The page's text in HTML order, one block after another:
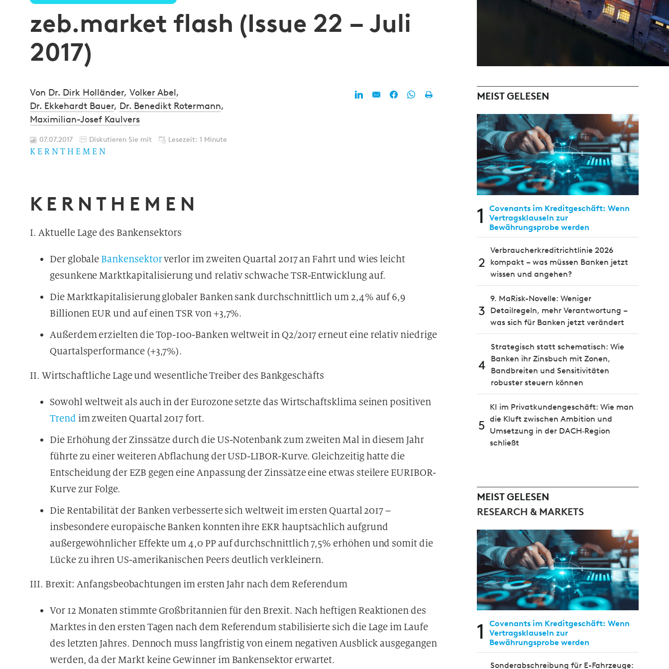
zeb.market flash (Issue 22 – Juli
2017)
Von Dr. Dirk Holländer, Volker Abel,
Dr. Ekkehardt Bauer, Dr. Benedikt Rotermann,
Maximilian-Josef Kaulvers
07.07.2017 Diskutieren Sie mit Lesezeit: 1 Minute
K E R N T H E M E N
K E R N T H E M E N
I. Aktuelle Lage des Bankensektors
Der globale Bankensektorverlor im zweiten Quartal 2017 an Fahrt und wies leicht
gesunkene Marktkapitalisierung und relativ schwache TSR-Entwicklung auf.
Die Marktkapitalisierung globaler Banken sank durchschnittlich um 2,4% auf 6,9
Billionen EUR und auf einen TSR von +3,7%.
Außerdem erzielten die Top-100-Banken weltweit in Q2/2017 erneut eine relativ niedrige
Quartalsperformance (+3,7%).
II. Wirtschaftliche Lage und wesentliche Treiber des Bankgeschäfts
Sowohl weltweit als auch in der Eurozone setzte das Wirtschaftsklima seinen positiven
Trend im zweiten Quartal 2017 fort.
Die Erhöhung der Zinssätze durch die US-Notenbank zum zweiten Mal in diesem Jahr
führte zu einer weiteren Abflachung der USD-LIBOR-Kurve. Gleichzeitig hatte die
Entscheidung der EZB gegen eine Anpassung der Zinssätze eine etwas steilere EURIBOR-
Kurve zur Folge.
Die Rentabilität der Banken verbesserte sich weltweit im ersten Quartal 2017 –
insbesondere europäische Banken konnten ihre EKR hauptsächlich aufgrund
außergewöhnlicher Effekte um 4,0 PP auf durchschnittlich 7,5% erhöhen und somit die
Lücke zu ihren US-amerikanischen Peers deutlich verkleinern.
III. Brexit: Anfangsbeobachtungen im ersten Jahr nach dem Referendum
Vor 12 Monaten stimmte Großbritannien für den Brexit. Nach heftigen Reaktionen des
Marktes in den ersten Tagen nach dem Referendum stabilisierte sich die Lage im Laufe
des letzten Jahres. Dennoch muss langfristig von einem negativen Ausblick ausgegangen
werden, da der Markt keine Gewinner im Bankensektor erwartet.
MEIST GELESEN
1
Covenants im Kreditgeschäft: Wenn
Vertragsklauseln zur
Bewährungsprobe werden
2
Verbraucherkreditrichtlinie 2026
kompakt – was müssen Banken jetzt
wissen und angehen?
3
9. MaRisk-Novelle: Weniger
Detailregeln, mehr Verantwortung –
was sich für Banken jetzt verändert
4
Strategisch statt schematisch: Wie
Banken ihr Zinsbuch mit Zonen,
Bandbreiten und Sensitivitäten
robuster steuern können
5
KI im Privatkundengeschäft: Wie man
die Kluft zwischen Ambition und
Umsetzung in der DACH‑Region
schließt
MEIST GELESEN
RESEARCH & MARKETS
1
Covenants im Kreditgeschäft: Wenn
Vertragsklauseln zur
Bewährungsprobe werden
Sonderabschreibung für E-Fahrzeuge: